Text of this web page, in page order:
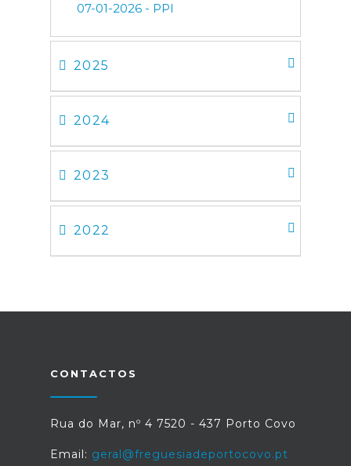
07-01-2026 - PPI
2025
2024
2023
2022
CONTACTOS
Rua do Mar, nº 4 7520 - 437 Porto Covo
Email: geral@freguesiadeportocovo.pt